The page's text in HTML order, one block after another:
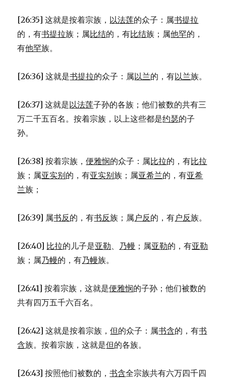
[26:35] 这就是按着宗族， 以法莲的众子：属书提拉
的，有书提拉族；属比结的，有比结族；属他罕的，
有他罕族。
[26:36] 这就是书提拉的众子：属以兰的，有以兰族。
[26:37] 这就是以法莲子孙的各族；他们被数的共有三
万二千五百名。按着宗族，以上这些都是约瑟的子
孙。
[26:38] 按着宗族，便雅悯的众子：属比拉的，有比拉
族；属亚实别的，有亚实别族；属亚希兰的，有亚希
兰族；
[26:39] 属书反的，有书反族；属 户反的，有户反族。
[26:40] 比拉的儿子是亚勒、 乃幔 ；属亚勒的，有亚勒
族；属乃幔的，有乃幔族。
[26:41] 按着宗族，这就是便雅悯的子孙；他们被数的
共有四万五千六百名。
[26:42] 这就是按着宗族，但的众子：属书含的，有书
含族。按着宗族，这就是但的各族。
[26:43] 按照他们被数的，书含全宗族共有六万四千四